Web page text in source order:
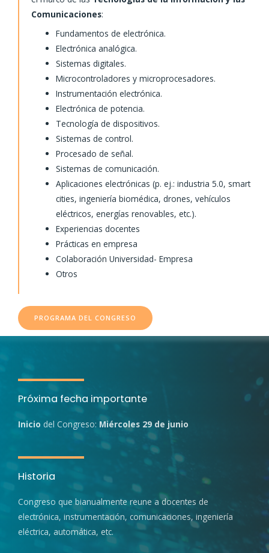
Comunicaciones:
Fundamentos de electrónica.
Electrónica analógica.
Sistemas digitales.
Microcontroladores y microprocesadores.
Instrumentación electrónica.
Electrónica de potencia.
Tecnología de dispositivos.
Sistemas de control.
Procesado de señal.
Sistemas de comunicación.
Aplicaciones electrónicas (p. ej.: industria 5.0, smart
cities, ingeniería biomédica, drones, vehículos
eléctricos, energías renovables, etc.).
Experiencias docentes
Prácticas en empresa
Colaboración Universidad- Empresa
Otros
PROGRAMA DEL CONGRESO
Próxima fecha importante
Inicio del Congreso: Miércoles 29 de junio
Historia
Congreso que bianualmente reune a docentes de
electrónica, instrumentación, comunicaciones, ingeniería
eléctrica, automática, etc.